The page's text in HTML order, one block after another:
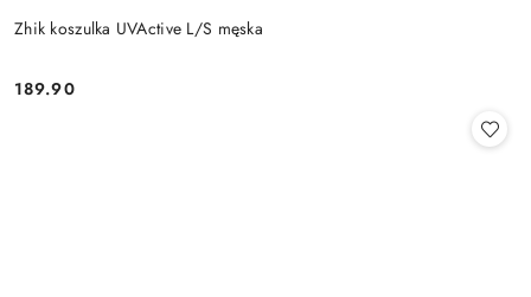
Zhik koszulka UVActive L/S męska
Cena:
189.90